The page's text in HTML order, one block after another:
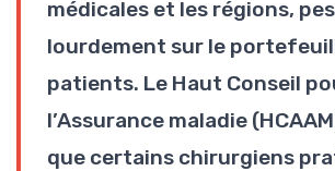
médicales et les régions,
lourdement sur le
patients. Le Haut Conseil
l’Assurance maladie
que certains chirurgiens